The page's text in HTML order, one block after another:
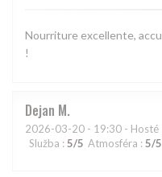
Nourriture excellente,
!
Dejan M
2026-03-20 - 19:30 - Hosté
Služba : 5/5 Atmosféra : 5/5